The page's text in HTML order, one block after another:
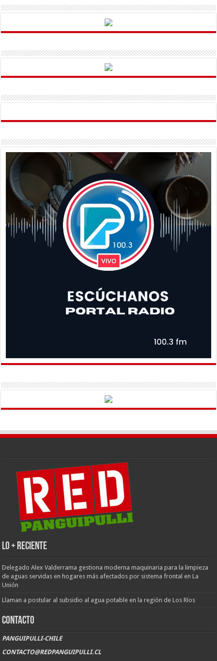
LO + RECIENTE
Delegado Alex Valderrama gestiona moderna maquinaria para la limpieza
de aguas servidas en hogares más afectados por sistema frontal en La
Unión
Llaman a postular al subsidio al agua potable en la región de Los Ríos
CONTACTO
PANGUIPULLI-CHILE
CONTACTO@REDPANGUIPULLI.CL